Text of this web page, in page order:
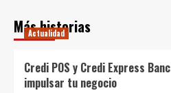
Más historias
Actualidad
Credi POS y Credi Express
impulsar tu negocio